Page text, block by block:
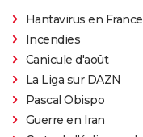
Hantavirus en France
Incendies
Canicule d'août
La Liga sur DAZN
Pascal Obispo
Guerre en Iran